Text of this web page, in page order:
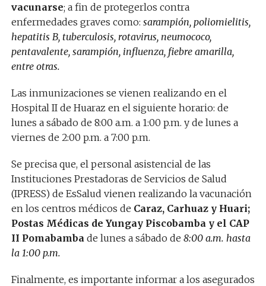
vacunarse; a fin de protegerlos contra
enfermedades graves como: sarampión, poliomielitis,
hepatitis B, tuberculosis, rotavirus, neumococo,
pentavalente, sarampión, influenza, fiebre amarilla,
entre otras.
Las inmunizaciones se vienen realizando en el
Hospital II de Huaraz en el siguiente horario: de
lunes a sábado de 8:00 a.m. a 1:00 p.m. y de lunes a
viernes de 2:00 p.m. a 7:00 p.m.
Se precisa que, el personal asistencial de las
Instituciones Prestadoras de Servicios de Salud
(IPRESS) de EsSalud vienen realizando la vacunación
en los centros médicos de Caraz, Carhuaz y Huari;
Postas Médicas de Yungay Piscobamba y el CAP
II Pomabamba de lunes a sábado de 8:00 a.m. hasta
la 1:00 p.m.
Finalmente, es importante informar a los asegurados